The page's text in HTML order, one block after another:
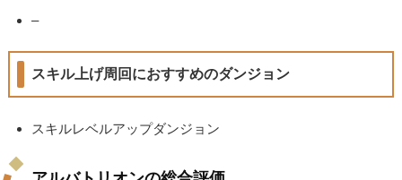
–
スキル上げ周回におすすめのダンジョン
スキルレベルアップダンジョン